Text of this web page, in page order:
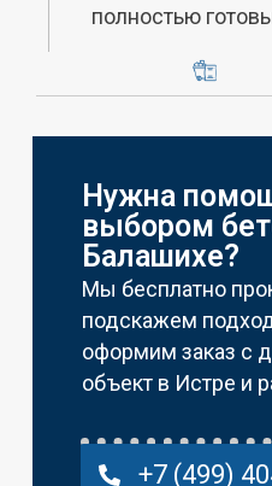
полностью
Нужна
выбором
Балашихе?
Мы бесплатно
подскажем
оформим заказ с
объект в Истре и
+7 (499)